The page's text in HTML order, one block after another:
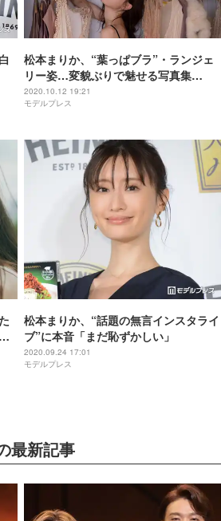
松本まりか、“葉っぱブラ”・ランジェ
リー姿…変貌ぶりで魅せる写真集
「MM」発表
2020.10.12 19:21
モデルプレス
松本まりか、“話題の無言インスタライ
ブ”に本音「まだ恥ずかしい」
2020.09.24 17:01
モデルプレス
最新記事